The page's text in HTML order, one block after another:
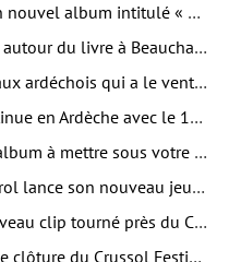
The Burning Fingers, sort son nouvel album intitulé « Revenge »
18ème édition de rencontres autour du livre à Beauchastel
Un artisan créateur de couteaux ardéchois qui a le vent en poupe
La magie de la musique continue en Ardèche avec le 16ème Aluna Festival
Les Ardéchois proposent un album à mettre sous votre sapin
L'ardéchois Benjamin Roucayrol lance son nouveau jeu Bagarre
Callune sort bientôt son nouveau clip tourné près du Cheylard
Théo Didier ouvre la soirée de clôture du Crussol Festival